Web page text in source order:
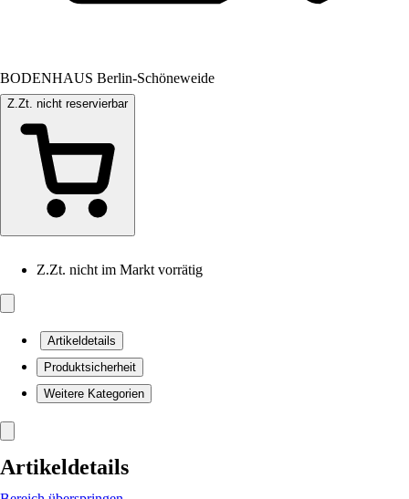
BODENHAUS Berlin-Schöneweide
Z.Zt. nicht reservierbar
Z.Zt. nicht im Markt vorrätig
Artikeldetails
Produktsicherheit
Weitere Kategorien
Artikeldetails